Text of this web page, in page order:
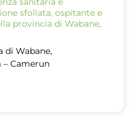
sfollata, ospitante e
provincia di Wabane,
di Wabane,
Camerun